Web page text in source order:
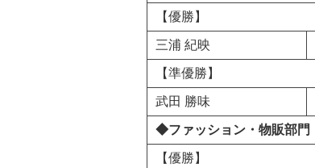
【優勝】
三浦 紀映
【準優勝】
武田 勝味
◆ファッション・物販部門
【優勝】